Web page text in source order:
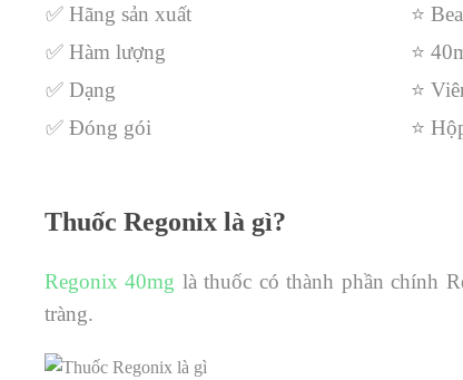
✅ Hãng sản xuất
⭐
✅ Hàm lượng
⭐
✅ Dạng
⭐
✅ Đóng gói
⭐
Thuốc Regonix là gì?
Regonix 40mg là thuốc có thành phần chính
tràng.